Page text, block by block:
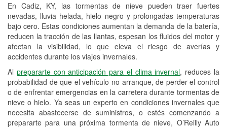
En Cadiz, KY, las tormentas de nieve pueden traer fuertes
nevadas, lluvia helada, hielo negro y prolongadas temperaturas
bajo cero. Estas condiciones aumentan la demanda de la batería,
reducen la tracción de las llantas, espesan los fluidos del motor y
afectan la visibilidad, lo que eleva el riesgo de averías y
accidentes durante los viajes invernales.
Al prepararte con anticipación para el clima invernal, reduces la
probabilidad de que el vehículo no arranque, de perder el control
o de enfrentar emergencias en la carretera durante tormentas de
nieve o hielo. Ya seas un experto en condiciones invernales que
necesita abastecerse de suministros, o estés comenzando a
prepararte para una próxima tormenta de nieve, O’Reilly Auto
Programa de Préstamo de
Herramientas
Rectificación de tambores y discos de
freno
Snowstorm Supplies
Conoce más